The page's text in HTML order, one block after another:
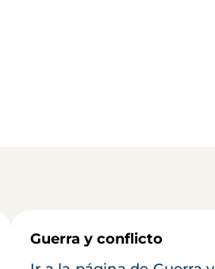
Guerra y conflicto